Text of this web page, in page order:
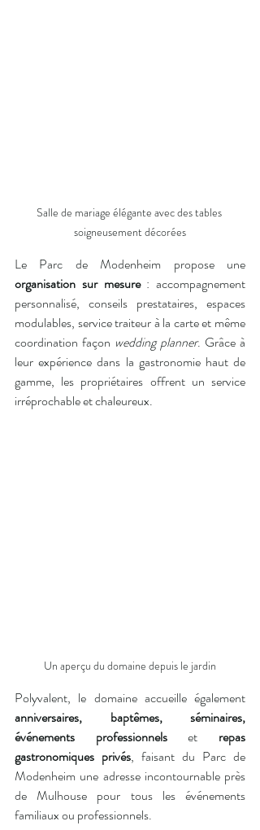
Salle de mariage élégante avec des tables
soigneusement décorées
organisation sur mesure : accompagnement
personnalisé, conseils prestataires, espaces
modulables, service traiteur à la carte et même
coordination façon wedding planner. Grâce à
leur expérience dans la gastronomie haut de
gamme, les propriétaires offrent un service
irréprochable et chaleureux.
Un aperçu du domaine depuis le jardin
anniversaires, baptêmes, séminaires,
événements professionnels et repas
gastronomiques privés, faisant du Parc de
Modenheim une adresse incontournable près
de Mulhouse pour tous les événements
familiaux ou professionnels.